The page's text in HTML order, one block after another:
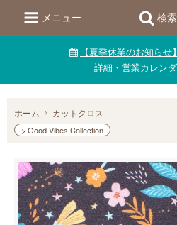
メニュー 検索
【夏季休業のお知ら
詳細・営業カレン
ホーム カットクロス
> Good Vibes Collection